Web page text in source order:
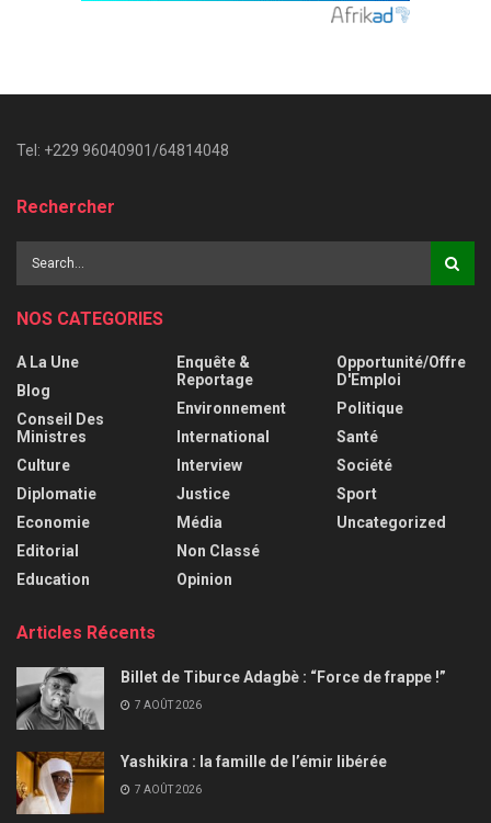
Tel: +229 96040901/64814048
Rechercher
NOS CATEGORIES
A La Une
Blog
Conseil Des
Ministres
Culture
Diplomatie
Economie
Editorial
Education
Enquête &
Reportage
Environnement
International
Interview
Justice
Média
Non Classé
Opinion
Opportunité/Offre
D'Emploi
Politique
Santé
Société
Sport
Uncategorized
Articles Récents
Billet de Tiburce Adagbè : “Force de frappe !”
7 AOÛT 2026
Yashikira : la famille de l’émir libérée
7 AOÛT 2026